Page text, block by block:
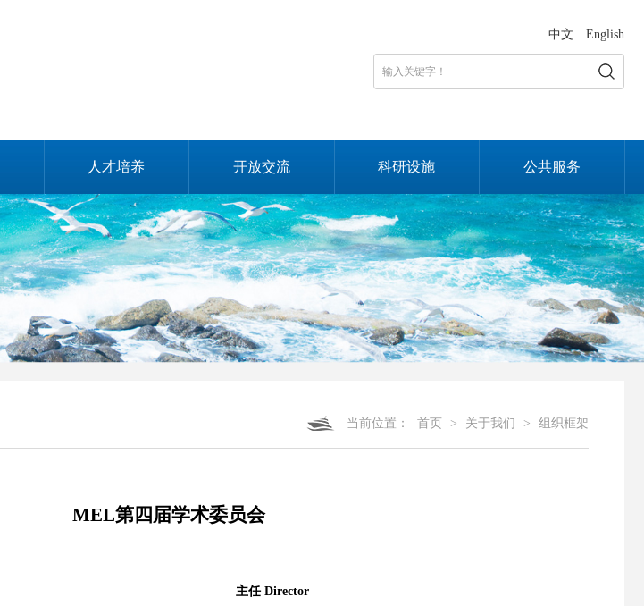
中文 English
人才培养 开放交流 科研设施 公共服务
当前位置： 首页 > 关于我们 > 组织框架
MEL第四届学术委员会
主任 Director